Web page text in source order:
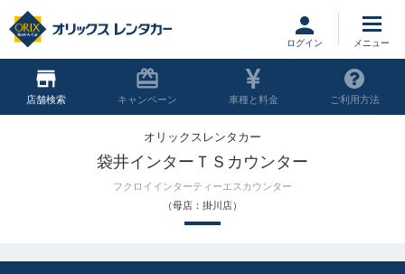
ログイン
店舗 キャンペーン 車種と料金 ご利用方法
オリックスレンタカー
袋井インターＴＳカウンター
フクロイインターティーエスカウンター
（母店：掛川店）